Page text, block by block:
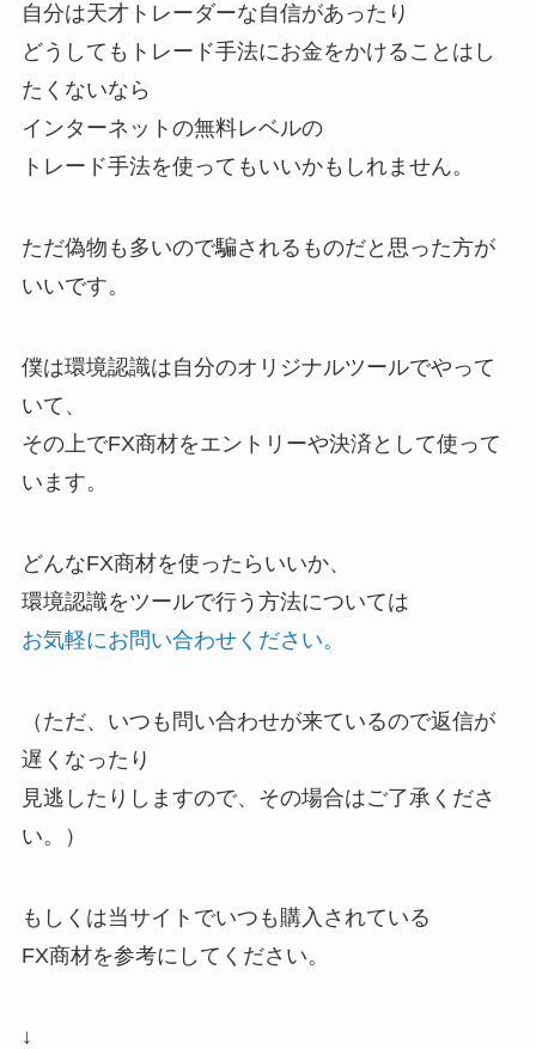
自分は天才トレーダーな自信があったり
どうしてもトレード手法にお金をかけることはし
たくないなら
インターネットの無料レベルの
トレード手法を使ってもいいかもしれません。
ただ偽物も多いので騙されるものだと思った方が
いいです。
僕は環境認識は自分のオリジナルツールでやって
いて、
その上でFX商材をエントリーや決済として使って
います。
どんなFX商材を使ったらいいか、
環境認識をツールで行う方法については
お気軽にお問い合わせください。
（ただ、いつも問い合わせが来ているので返信が
遅くなったり
見逃したりしますので、その場合はご了承くださ
い。）
もしくは当サイトでいつも購入されている
FX商材を参考にしてください。
↓